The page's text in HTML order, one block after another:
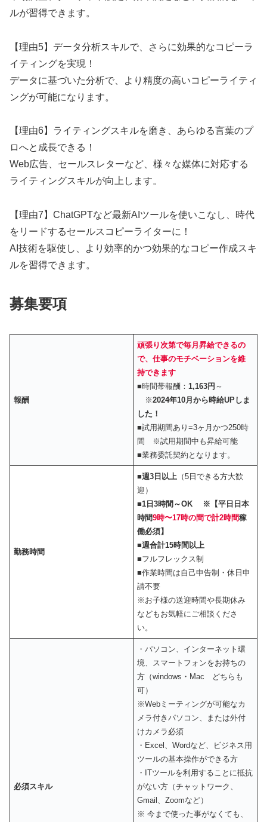
ルが習得できます。
【理由5】データ分析スキルで、さらに効果的なコピーラ
イティングを実現！
データに基づいた分析で、より精度の高いコピーライティ
ングが可能になります。
【理由6】ライティングスキルを磨き、あらゆる言葉のプ
ロへと成長できる！
Web広告、セールスレターなど、様々な媒体に対応する
ライティングスキルが向上します。
【理由7】ChatGPTなど最新AIツールを使いこなし、時代
をリードするセールスコピーライターに！
AI技術を駆使し、より効率的かつ効果的なコピー作成スキ
ルを習得できます。
募集要項
報酬
頑張り次第で毎月昇給できるの
で、仕事のモチベーションを維
持できます
■時間帯報酬： 1,163円 ～
※2024年10月から時給UPしま
した！
■試用期間あり=3ヶ月かつ250時
間 ※試用期間中も昇給可能
■業務委託契約となります。
勤務時間
■週3日以上 （5日できる方大歓
迎）
■1日3時間～OK ※【平日日本
時間9時〜17時の間で計2時間稼
働必須】
■週合計15時間以上
■フルフレックス制
■作業時間は自己申告制・休日申
請不要
※お子様の送迎時間や長期休み
などもお気軽にご相談くださ
い。
必須スキル
・パソコン、インターネット環
境、スマートフォンをお持ちの
方（windows・Mac どちらも
可）
※Webミーティングが可能なカ
メラ付きパソコン、または外付
けカメラ必須
・Excel、Wordなど、ビジネス用
ツールの基本操作ができる方
・ITツールを利用することに抵抗
がない方（チャットワーク、
Gmail、Zoomなど）
※ 今まで使った事がなくても、